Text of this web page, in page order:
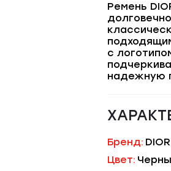
Ремень
с
надежную
Бренд: DIOR
Цвет: